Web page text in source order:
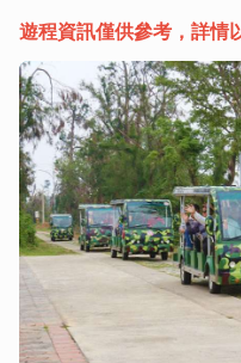
遊程資訊僅供參考，詳情